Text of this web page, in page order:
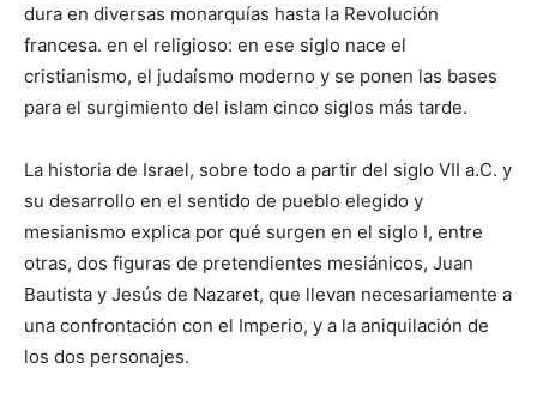
dura en diversas monarquías hasta la Revolución
francesa. en el religioso: en ese siglo nace el
cristianismo, el judaísmo moderno y se ponen las bases
para el surgimiento del islam cinco siglos más tarde.
La historia de Israel, sobre todo a partir del siglo VII a.C. y
su desarrollo en el sentido de pueblo elegido y
mesianismo explica por qué surgen en el siglo I, entre
otras, dos figuras de pretendientes mesiánicos, Juan
Bautista y Jesús de Nazaret, que llevan necesariamente a
una confrontación con el Imperio, y a la aniquilación de
los dos personajes.